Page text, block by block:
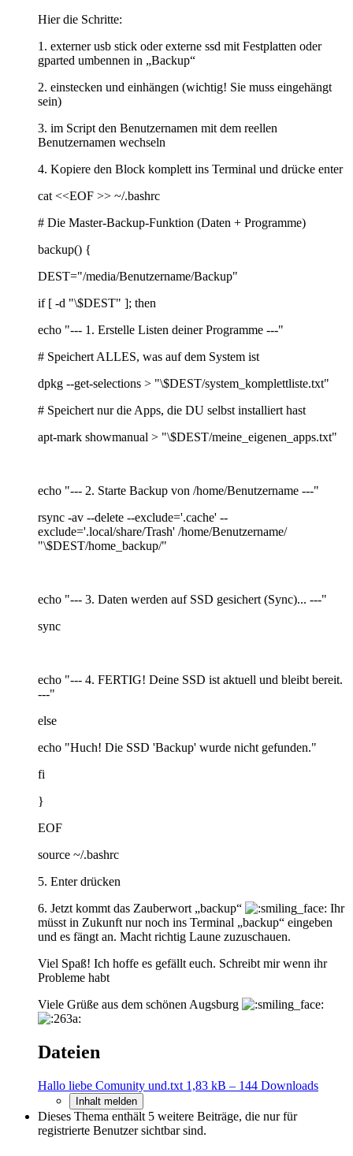
Hier die Schritte:
1. externer usb stick oder externe ssd mit Festplatten oder
gparted umbennen in „Backup“
2. einstecken und einhängen (wichtig! Sie muss eingehängt
sein)
3. im Script den Benutzernamen mit dem reellen
Benutzernamen wechseln
4. Kopiere den Block komplett ins Terminal und drücke enter
cat <<EOF >> ~/.bashrc
# Die Master-Backup-Funktion (Daten + Programme)
backup() {
DEST="/media/Benutzername/Backup"
if [ -d "\$DEST" ]; then
echo "--- 1. Erstelle Listen deiner Programme ---"
# Speichert ALLES, was auf dem System ist
dpkg --get-selections > "\$DEST/system_komplettliste.txt"
# Speichert nur die Apps, die DU selbst installiert hast
apt-mark showmanual > "\$DEST/meine_eigenen_apps.txt"
echo "--- 2. Starte Backup von /home/Benutzername ---"
rsync -av --delete --exclude='.cache' --
exclude='.local/share/Trash' /home/Benutzername/
"\$DEST/home_backup/"
echo "--- 3. Daten werden auf SSD gesichert (Sync)... ---"
sync
echo "--- 4. FERTIG! Deine SSD ist aktuell und bleibt bereit.
---"
else
echo "Huch! Die SSD 'Backup' wurde nicht gefunden."
fi
}
EOF
source ~/.bashrc
5. Enter drücken
6. Jetzt kommt das Zauberwort „backup“
Ihr
müsst in Zukunft nur noch ins Terminal „backup“ eingeben
und es fängt an. Macht richtig Laune zuzuschauen.
Viel Spaß! Ich hoffe es gefällt euch. Schreibt mir wenn ihr
Probleme habt
Viele Grüße aus dem schönen Augsburg
Dateien
Hallo liebe Comunity und.txt 1,83 kB – 144 Downloads
Inhalt melden
Dieses Thema enthält 5 weitere Beiträge, die nur für
registrierte Benutzer sichtbar sind.